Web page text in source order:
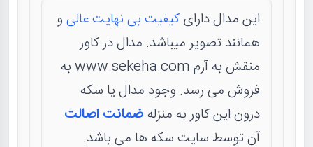
این مدال دارایکیفیت بی نهایت عالیو
همانند تصویر میباشد. مدال در کاور
منقش به آرم www.sekeha.com به
فروش می رسد. وجود مدال یا سکه
درون این کاور به منزلهضمانت اصالت
آن توسط سایت سکه ها می باشد.